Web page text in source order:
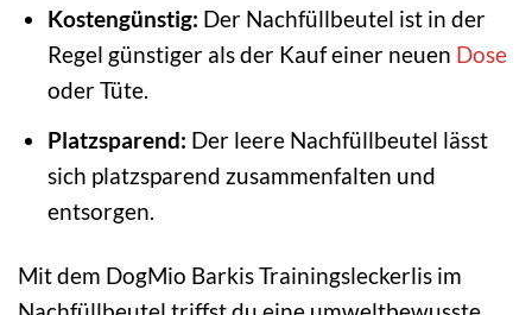
Kostengünstig: Der Nachfüllbeutel ist in der
Regel günstiger als der Kauf einer neuen Dose
oder Tüte.
Platzsparend: Der leere Nachfüllbeutel lässt
sich platzsparend zusammenfalten und
entsorgen.
Mit dem DogMio Barkis Trainingsleckerlis im